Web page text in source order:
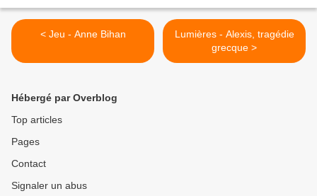
< Jeu - Anne Bihan
Lumières - Alexis, tragédie
grecque >
Hébergé par Overblog
Top articles
Pages
Contact
Signaler un abus